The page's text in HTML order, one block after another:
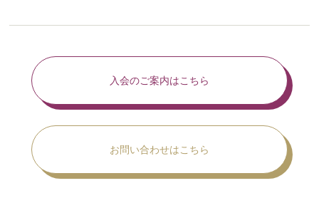
入会のご案内はこちら
お問い合わせはこちら